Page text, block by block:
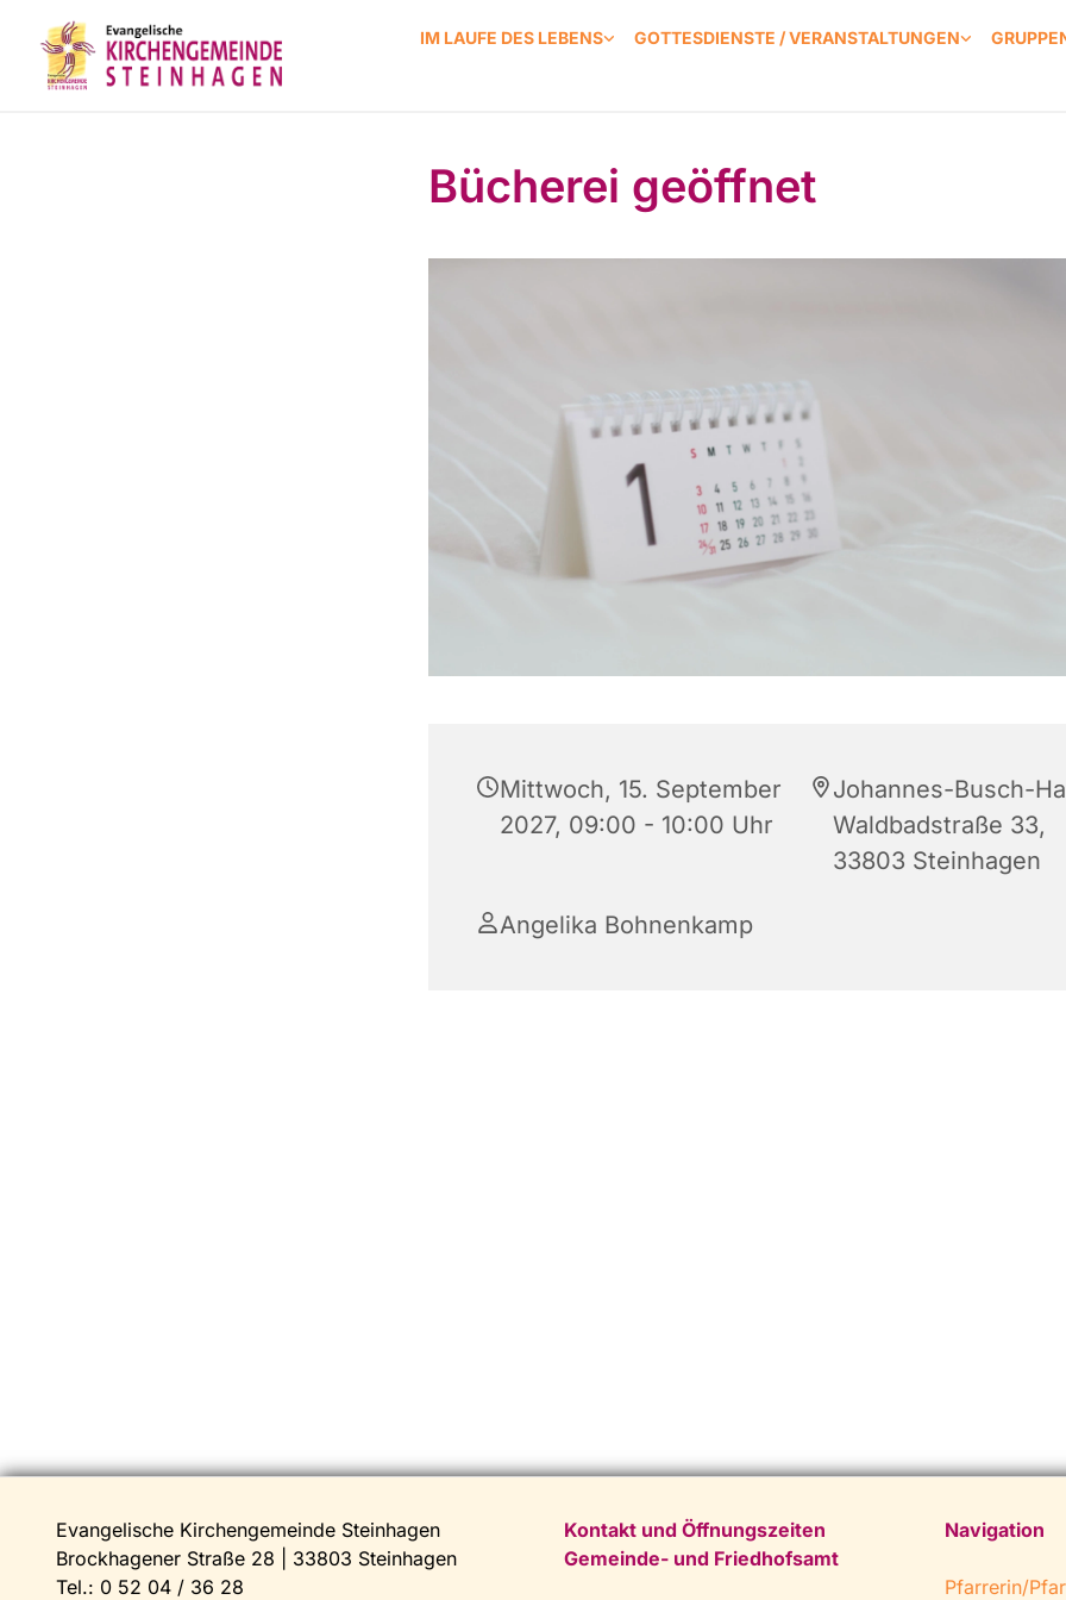
IM LAUFE DES LEBENS GOTTESDIENSTE / VERANSTALTUNGEN
Bücherei geöffnet
Mittwoch, 15. September
2027, 09:00 - 10:00 Uhr
Johannes-Busch-
Waldbadstraße 33,
33803 Steinhagen
Angelika Bohnenkamp
Evangelische Kirchengemeinde Steinhagen
Brockhagener Straße 28 | 33803 Steinhagen
Tel.: 0 52 04 / 36 28
Kontakt und Öffnungszeiten
Gemeinde- und Friedhofsamt
Navigation
Pfarrerin/